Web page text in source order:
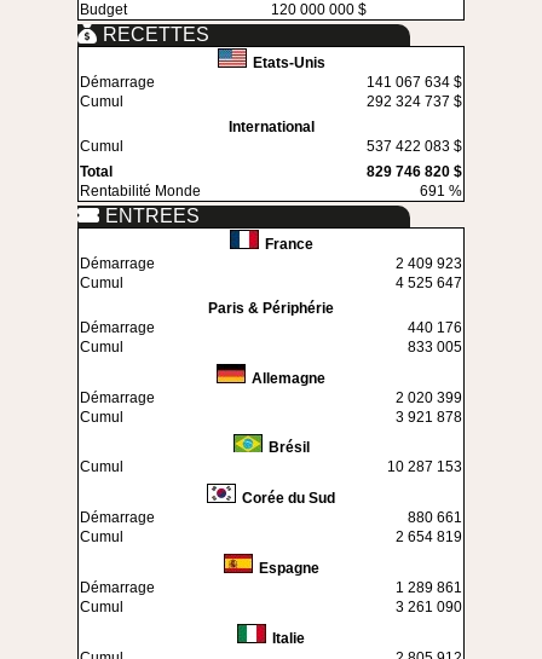
Budget
120 000 000 $
RECETTES
Etats-Unis
Démarrage
141 067 634 $
Cumul
292 324 737 $
International
Cumul
537 422 083 $
Total
829 746 820 $
Rentabilité Monde
691 %
ENTREES
France
Démarrage
2 409 923
Cumul
4 525 647
Paris & Périphérie
Démarrage
440 176
Cumul
833 005
Allemagne
Démarrage
2 020 399
Cumul
3 921 878
Brésil
Cumul
10 287 153
Corée du Sud
Démarrage
880 661
Cumul
2 654 819
Espagne
Démarrage
1 289 861
Cumul
3 261 090
Italie